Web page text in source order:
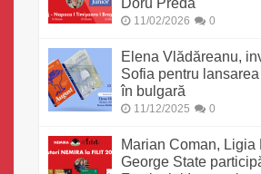
Doru Preda
11/02/2026 0
Elena Vlădăreanu,
Sofia pentru lansarea
în bulgară
11/12/2025 0
Marian Coman, Ligia
George State